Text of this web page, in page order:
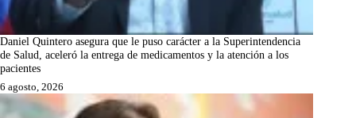
Daniel Quintero asegura que le puso carácter a la Superintendencia
de Salud, aceleró la entrega de medicamentos y la atención a los
pacientes
6 agosto, 2026